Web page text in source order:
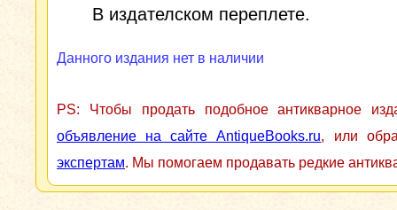
В издателском переплете.
Данного издания нет в наличии
PS: Чтобы продать подобное антикварное
объявление на сайте AntiqueBooks.ru, или
экспертам. Мы помогаем продавать редкие